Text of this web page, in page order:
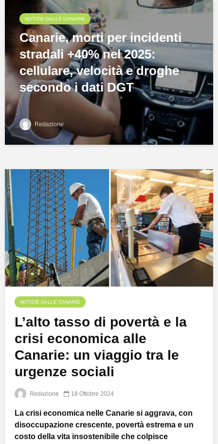
NOTIZIE DALLE CANARIE
Canarie, morti per incidenti
stradali +40% nel 2025:
cellulare, velocità e droghe
secondo i dati DGT
Redazione
NOTIZIE DALLE CANARIE
L’alto tasso di povertà e la
crisi economica alle
Canarie: un viaggio tra le
urgenze sociali
Redazione 18 Ottobre 2024
La crisi economica nelle Canarie si aggrava, con
disoccupazione crescente, povertà estrema e un
costo della vita insostenibile che colpisce